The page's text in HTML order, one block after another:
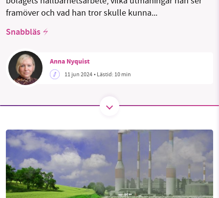
framöver och vad han tror skulle kunna...
Snabbläs
Anna Nyquist
11 jun 2024• Lästid: 10 min
utveckla vårt arbete – och vi hoppas att du
1231368703